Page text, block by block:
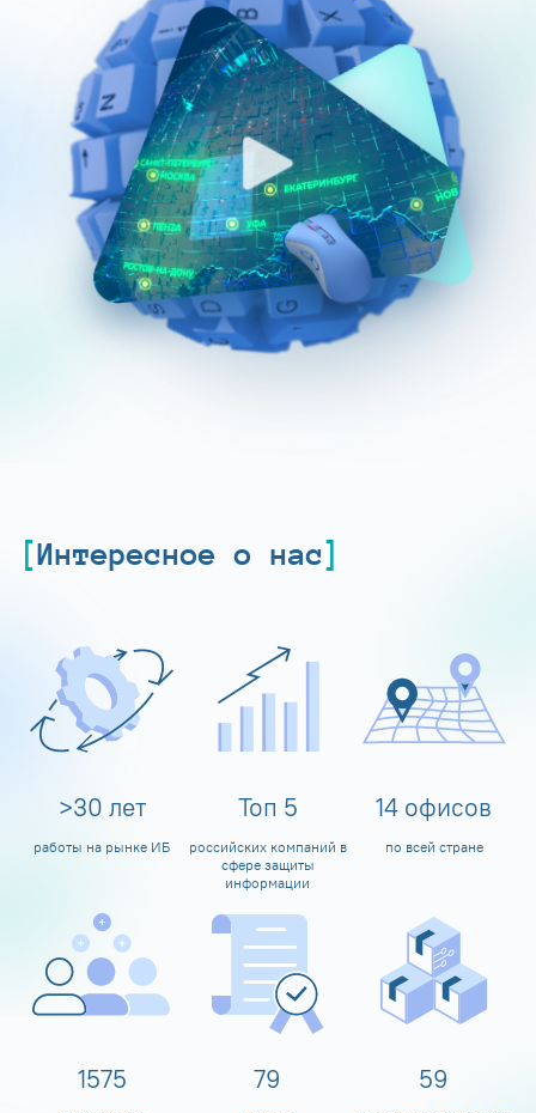
Интересное о нас
>30 лет
работы на рынке ИБ
Топ 5
российских компаний в
сфере защиты
информации
14 офисов
по всей стране
1600 80 60